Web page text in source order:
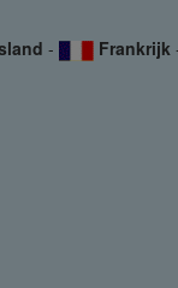
- Frankrijk